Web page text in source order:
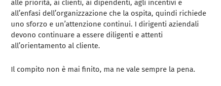
alle priorità, ai clienti, ai dipendenti, agli incentivi e
all’enfasi dell’organizzazione che la ospita, quindi richiede
uno sforzo e un’attenzione continui. I dirigenti aziendali
devono continuare a essere diligenti e attenti
all’orientamento al cliente.
Il compito non è mai finito, ma ne vale sempre la pena.